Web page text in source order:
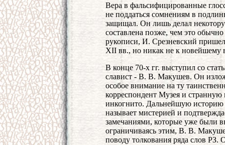
Вера в фальсифицированные
не поддаться сомнениям в
защищал. Он лишь делал
составлена позже, чем это
рукописи, И. Срезневский
XII вв., но никак не к новейшему
В конце 70-х гг. выступил со
славист - В. В. Макушев. Он
особое внимание на ту
корреспондент Музея и странную
инкогнито. Дальнейшую историю
называет мистерией и
замечаниями, которые уже были
ограничиваясь этим, В. В.
поводу толкования ряда слов РЗ.